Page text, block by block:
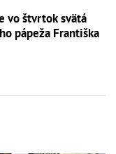
vo štvrtok svätá
pápeža Františka